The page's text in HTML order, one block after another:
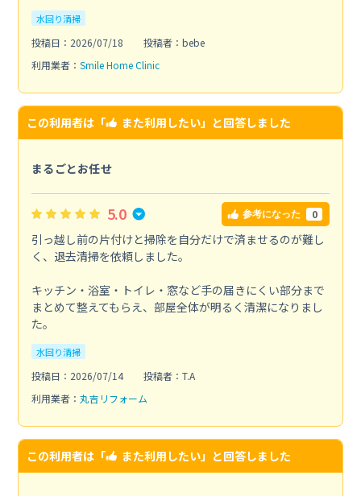
水回り清掃
投稿日：2026/07/18
投稿者：bebe
利用業者： Smile Home Clinic
この利用者は「 また利用したい」と回答しました
まるごとお任せ
5.0 参考になった 0
引っ越し前の片付けと掃除を自分だけで済ませるのが難し
く、退去清掃を依頼しました。
キッチン・浴室・トイレ・窓など手の届きにくい部分まで
まとめて整えてもらえ、部屋全体が明るく清潔になりまし
た。
水回り清掃
投稿日：2026/07/14
投稿者：T.A
利用業者： 丸吉リフォーム
この利用者は「 また利用したい」と回答しました